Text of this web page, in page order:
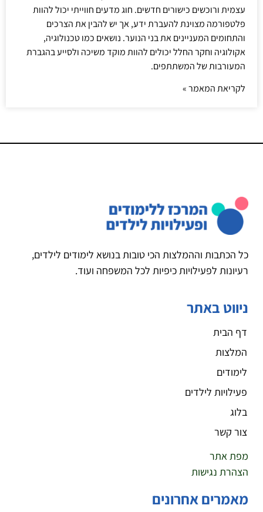
עצמית ורוכשים כישורים חדשים. חוג מדעים חווייתי יכול להוות
פלטפורמה מצוינת להעברת ידע, אך יש להבין את הצרכים
והתחומים המעניינים את בני הנוער. נושאים כמו טכנולוגיה,
אקולוגיה וחקר החלל יכולים להוות מוקד משיכה ולסייע בהגברת
המעורבות של המשתתפים.
לקריאת המאמר »
כל הכתבות וההמלצות הכי טובות בנושא לימודים לילדים,
רעיונות לפעילויות כיפיות לכל המשפחה ועוד.
ניווט באתר
דף הבית
המלצות
לימודים
פעילויות לילדים
בלוג
צור קשר
מפת אתר
הצהרת נגישות
מאמרים אחרונים